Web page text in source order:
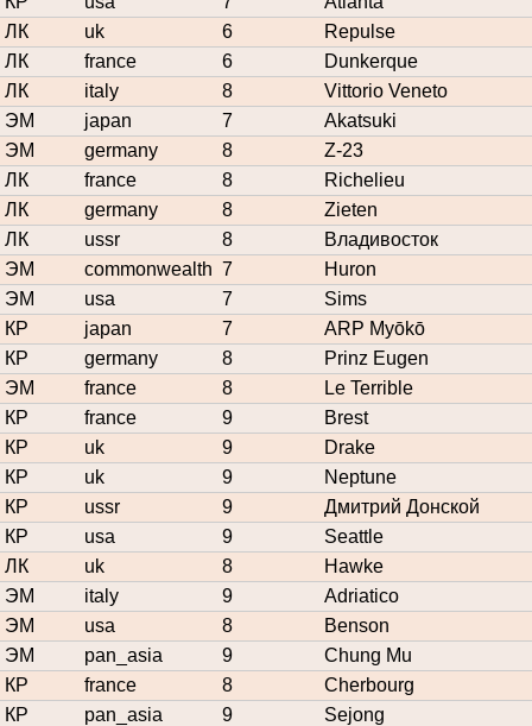
ЛК
uk 6
Repulse
ЛК
france 6
Dunkerque
ЛК
italy 8
Vittorio Veneto
ЭМ
japan 7
Akatsuki
ЭМ
germany 8
Z-23
ЛК
france 8
Richelieu
ЛК
germany 8
Zieten
ЛК
ussr 8
Владивосток
ЭМ
commonwealth 7
Huron
ЭМ
usa 7
Sims
КР
japan 7
ARP Myōkō
КР
germany 8
Prinz Eugen
ЭМ
france 8
Le Terrible
КР
france 9
Brest
КР
uk 9
Drake
КР
uk 9
Neptune
КР
ussr 9
Дмитрий Донской
КР
usa 9
Seattle
ЛК
uk 8
Hawke
ЭМ
italy 9
Adriatico
ЭМ
usa 8
Benson
ЭМ
pan_asia 9
Chung Mu
КР
france 8
Cherbourg
КР
pan_asia 9
Sejong